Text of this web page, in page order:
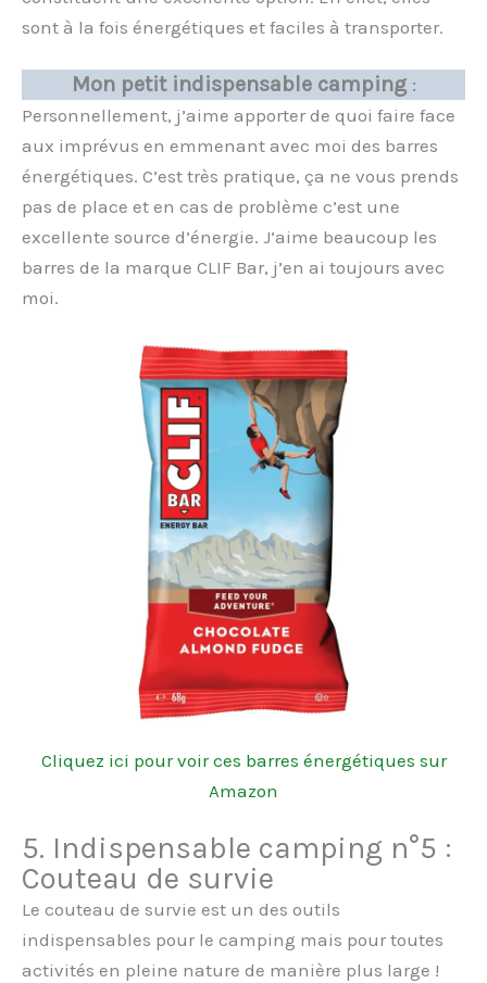
sont à la fois énergétiques et faciles à transporter.
Mon petit indispensable camping:
Personnellement, j’aime apporter de quoi faire face
aux imprévus en emmenant avec moi des barres
énergétiques. C’est très pratique, ça ne vous prends
pas de place et en cas de problème c’est une
excellente source d’énergie. J’aime beaucoup les
barres de la marque CLIF Bar, j’en ai toujours avec
moi.
Cliquez ici pour voir ces barres énergétiques sur
Amazon
5. Indispensable camping n°5 :
Couteau de survie
Le couteau de survie est un des outils
indispensables pour le camping mais pour toutes
activités en pleine nature de manière plus large !